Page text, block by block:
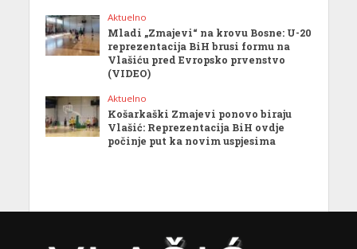
Aktuelno
Mladi „Zmajevi“ na krovu Bosne: U-20
reprezentacija BiH brusi formu na
Vlašiću pred Evropsko prvenstvo
(VIDEO)
Aktuelno
Košarkaški Zmajevi ponovo biraju
Vlašić: Reprezentacija BiH ovdje
počinje put ka novim uspjesima